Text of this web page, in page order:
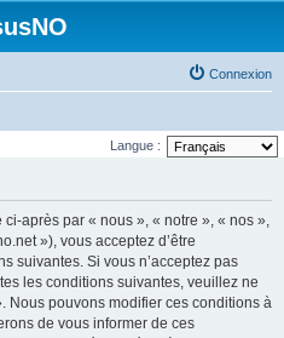
Connexion
Langue :
après par « nous », « notre », « nos »,
»), vous acceptez d’être
suivantes. Si vous n’acceptez pas
les conditions suivantes, veuillez ne
Nous pouvons modifier ces conditions à
de vous informer de ces